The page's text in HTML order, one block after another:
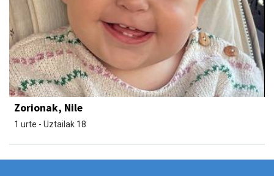
Zorionak, Nile
1 urte - Uztailak 18